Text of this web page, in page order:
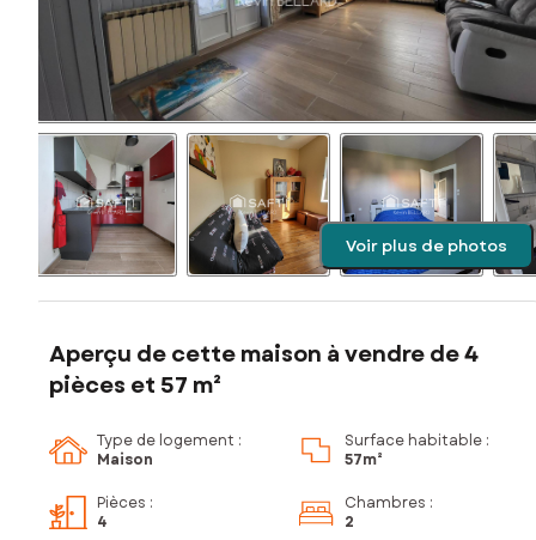
Voir plus de photos
Aperçu de cette maison à vendre de 4
pièces et 57 m²
Type de logement :
Maison
Surface habitable :
57m²
Pièces :
4
Chambres :
2